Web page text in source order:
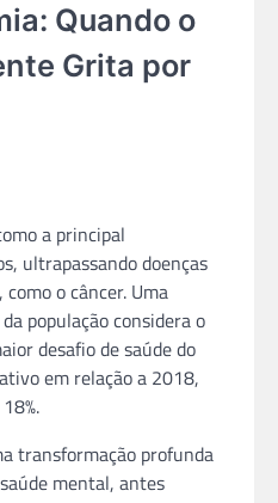
Quando o
Grita por
a principal
ultrapassando doenças
o câncer. Uma
população considera o
desafio de saúde do
em relação a 2018,
transformação profunda
mental, antes